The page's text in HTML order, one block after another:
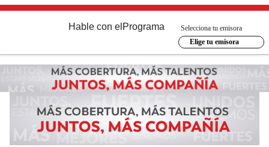
Hable con el Programa
Selecciona tu emisora
Elige tu emisora